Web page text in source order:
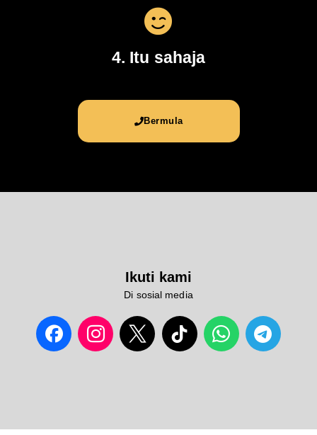
4. Itu sahaja
Bermula
Ikuti kami
Di sosial media